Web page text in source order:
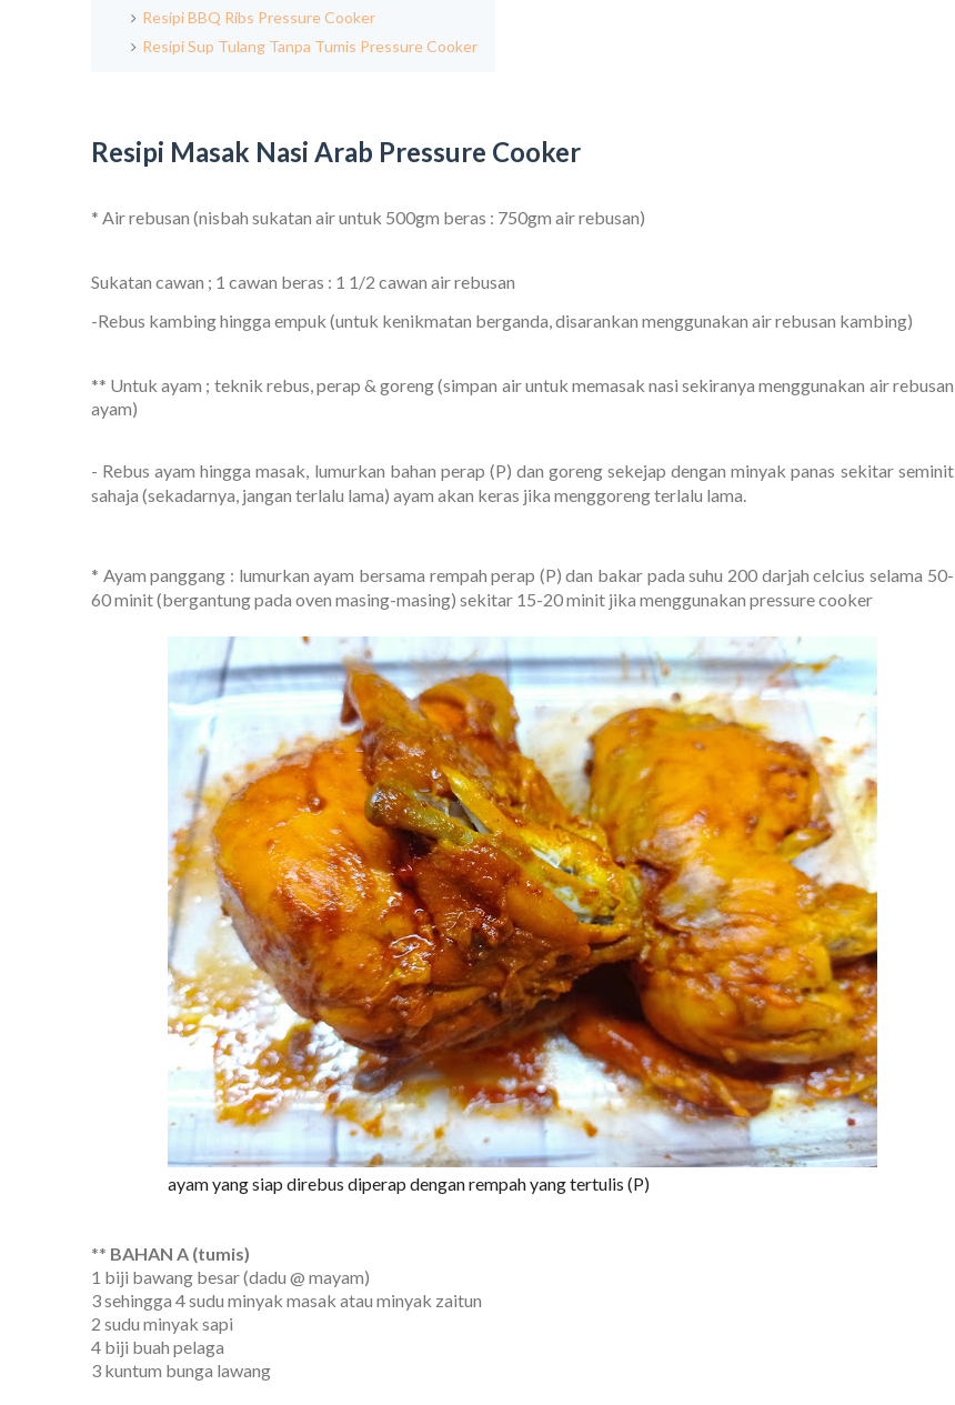
Resipi BBQ Ribs Pressure Cooker
Resipi Sup Tulang Tanpa Tumis Pressure Cooker
Resipi Masak Nasi Arab Pressure Cooker
* Air rebusan (nisbah sukatan air untuk 500gm beras : 750gm air rebusan)
Sukatan cawan ; 1 cawan beras : 1 1/2 cawan air rebusan
-Rebus kambing hingga empuk (untuk kenikmatan berganda, disarankan menggunakan air rebusan kambing)
** Untuk ayam ; teknik rebus, perap & goreng (simpan air untuk memasak nasi sekiranya menggunakan air rebusan
ayam)
- Rebus ayam hingga masak, lumurkan bahan perap (P) dan goreng sekejap dengan minyak panas sekitar seminit
sahaja (sekadarnya, jangan terlalu lama) ayam akan keras jika menggoreng terlalu lama.
* Ayam panggang : lumurkan ayam bersama rempah perap (P) dan bakar pada suhu 200 darjah celcius selama 50-
60 minit (bergantung pada oven masing-masing) sekitar 15-20 minit jika menggunakan pressure cooker
ayam yang siap direbus diperap dengan rempah yang tertulis (P)
** BAHAN A (tumis)
1 biji bawang besar (dadu @ mayam)
3 sehingga 4 sudu minyak masak atau minyak zaitun
2 sudu minyak sapi
4 biji buah pelaga
3 kuntum bunga lawang